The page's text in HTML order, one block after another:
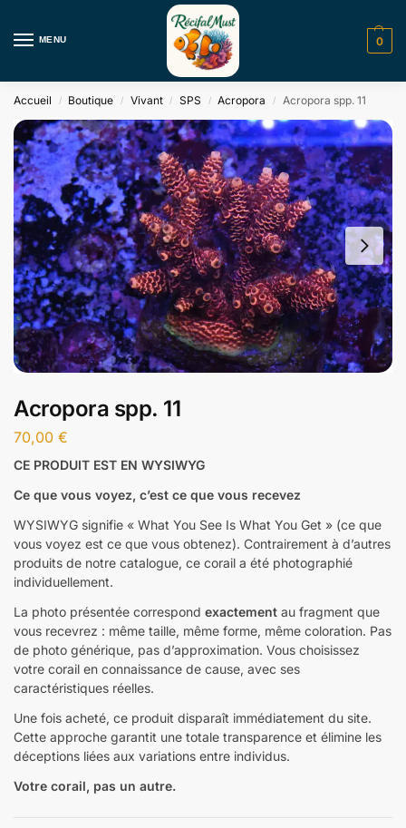
MENU 0
Accueil / Boutique / Vivant / SPS / Acropora / Acropora spp. 11
Acropora spp. 11
70,00 €
CE PRODUIT EST EN WYSIWYG
Ce que vous voyez, c’est ce que vous recevez
WYSIWYG signifie « What You See Is What You Get » (ce que
vous voyez est ce que vous obtenez). Contrairement à d’autres
produits de notre catalogue, ce corail a été photographié
individuellement.
La photo présentée correspond exactement au fragment que
vous recevrez : même taille, même forme, même coloration. Pas
de photo générique, pas d’approximation. Vous choisissez
votre corail en connaissance de cause, avec ses
caractéristiques réelles.
Une fois acheté, ce produit disparaît immédiatement du site.
Cette approche garantit une totale transparence et élimine les
déceptions liées aux variations entre individus.
Votre corail, pas un autre.